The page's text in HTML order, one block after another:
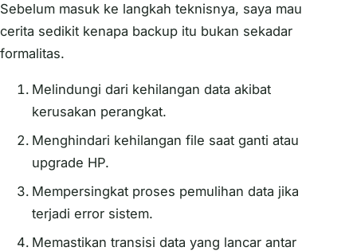
Sebelum masuk ke langkah teknisnya, saya mau
cerita sedikit kenapa backup itu bukan sekadar
formalitas.
Melindungi dari kehilangan data akibat
kerusakan perangkat.
Menghindari kehilangan file saat ganti atau
upgrade HP.
Mempersingkat proses pemulihan data jika
terjadi error sistem.
Memastikan transisi data yang lancar antar